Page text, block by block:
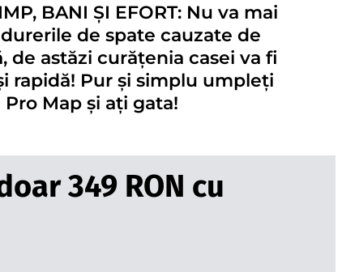
BANI ȘI EFORT: Nu va mai
de spate cauzate de
de astăzi curățenia casei va fi
rapidă! Pur și simplu umpleți
Map și ați gata!
349 RON cu